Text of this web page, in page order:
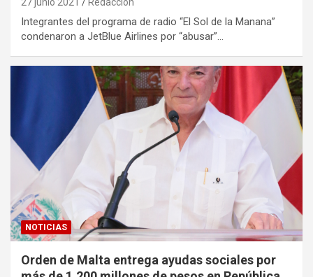
Integrantes del programa de radio “El Sol de la Manana”
condenaron a JetBlue Airlines por “abusar”…
NOTICIAS
Orden de Malta entrega ayudas sociales por